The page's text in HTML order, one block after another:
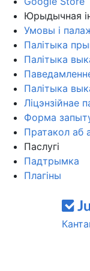
Юрыдычная
Умовы і
Палітыка
Палітыка
Палітыка
Ліцэнзійнае
Форма
Пратакол аб
Паслугі
Падтрымка
Плагіны